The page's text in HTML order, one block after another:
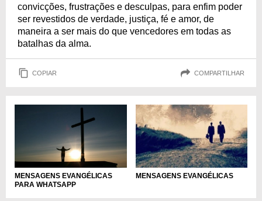
convicções, frustrações e desculpas, para enfim poder
ser revestidos de verdade, justiça, fé e amor, de
maneira a ser mais do que vencedores em todas as
batalhas da alma.
COPIAR COMPARTILHAR
MENSAGENS EVANGÉLICAS
PARA WHATSAPP
MENSAGENS EVANGÉLICAS